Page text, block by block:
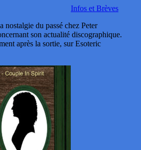
Infos et Brèves
nostalgie du passé chez Peter
son actualité discographique.
après la sortie, sur Esoteric